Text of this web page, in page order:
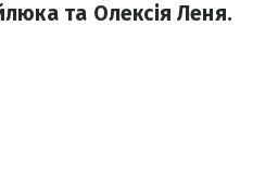
та Олексія Леня.